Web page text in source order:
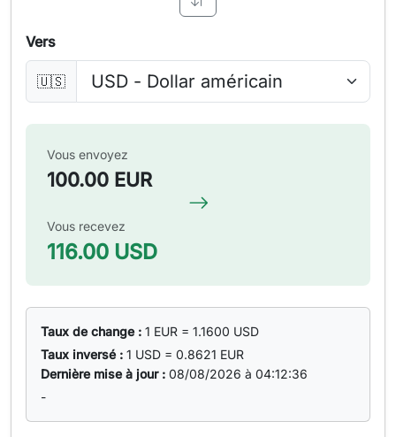
Vers
🇺🇸
Vous envoyez
100.00 EUR
Vous recevez
116.00 USD
Taux de change : 1 EUR = 1.1600 USD
Taux inversé : 1 USD = 0.8621 EUR
Dernière mise à jour : 08/08/2026 à 04:12:36
-